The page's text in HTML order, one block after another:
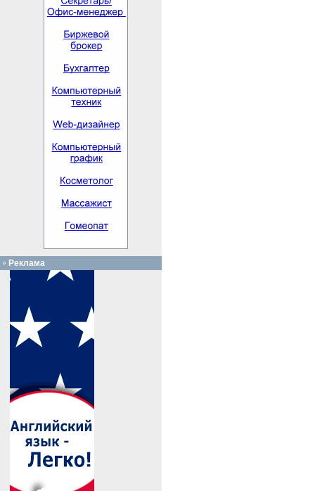
Реклама